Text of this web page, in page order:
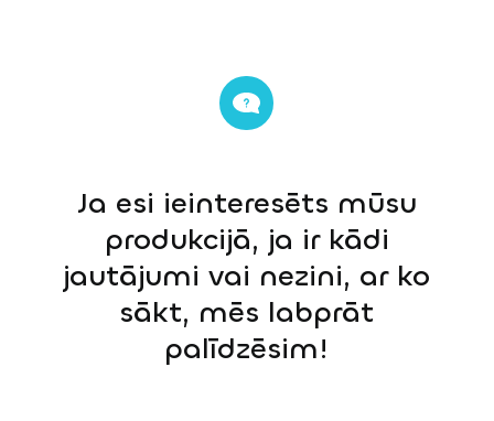
Ja esi ieinteresēts mūsu
produkcijā, ja ir kādi
jautājumi vai nezini, ar ko
sākt, mēs labprāt
palīdzēsim!